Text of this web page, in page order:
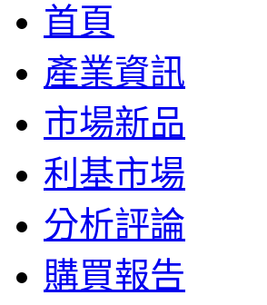
首頁
產業資訊
市場新品
利基市場
分析評論
購買報告